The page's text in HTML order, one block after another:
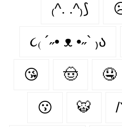
₍^. .^₎⟆
૮₍ ´˶• ᴥ •˶` ₎ა
😘 🤠 🤤
😗 🐯 /